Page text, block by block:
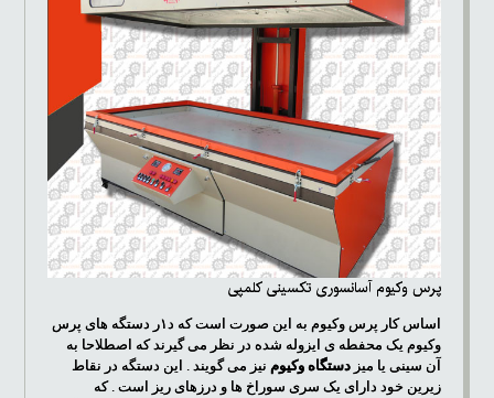
پرس وکیوم آسانسوری تکسینی کلمپی
اساس کار پرس وکیوم به این صورت است که د۱ر دستگه های پرس
وکیوم یک محفطه ی ایزوله شده در نظر می گیرند که اصطلاحا به
آن سینی یا میزدستگاه وکیوم نیز می گویند . این دستگه در نقاط
زیرین خود دارای یک سری سوراخ ها و درزهای ریز است . که